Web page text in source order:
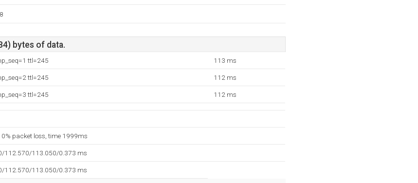
bytes of data.
ttl=245 113 ms
ttl=245 112 ms
ttl=245 112 ms
packet loss, time 1999ms
112.570/113.050/0.373 ms
112.570/113.050/0.373 ms